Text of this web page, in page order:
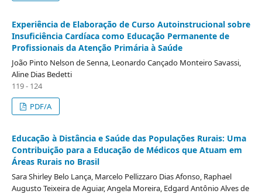
Experiência de Elaboração de Curso Autoinstrucional sobre
Insuficiência Cardíaca como Educação Permanente de
Profissionais da Atenção Primária à Saúde
João Pinto Nelson de Senna, Leonardo Cançado Monteiro Savassi,
Aline Dias Bedetti
119 - 124
PDF/A
Educação à Distância e Saúde das Populações Rurais: Uma
Contribuição para a Educação de Médicos que Atuam em
Áreas Rurais no Brasil
Sara Shirley Belo Lança, Marcelo Pellizzaro Dias Afonso, Raphael
Augusto Teixeira de Aguiar, Angela Moreira, Edgard Antônio Alves de